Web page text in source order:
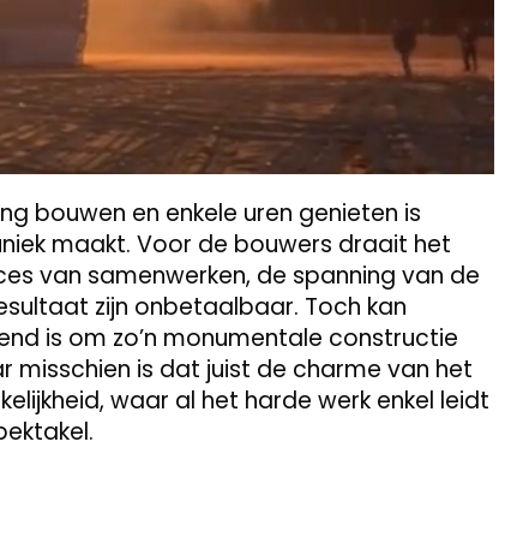
bouwen en enkele uren genieten is
maakt. Voor de bouwers draait het
van samenwerken, de spanning van de
zijn onbetaalbaar. Toch kan
is om zo’n monumentale constructie
misschien is dat juist de charme van het
waar al het harde werk enkel leidt